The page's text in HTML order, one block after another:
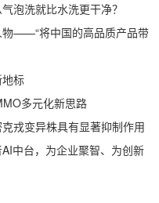
泡洗就比水洗更干净？
物——“将中国的高品质产品带
标
多元化新思路
戎变异株具有显著抑制作用
中台，为企业聚智、为创新